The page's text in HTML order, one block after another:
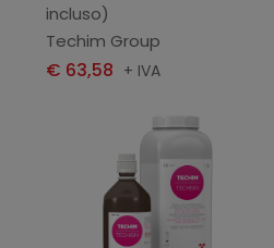
incluso)
Techim Group
€ 63,58 + IVA